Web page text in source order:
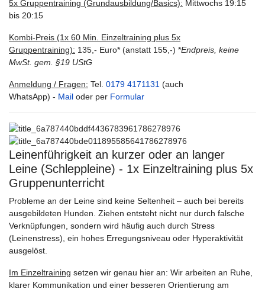
5x Gruppentraining (Grundausbildung/Basics): Mittwochs 19:15
bis 20:15
Kombi-Preis (1x 60 Min. Einzeltraining plus 5x
Gruppentraining): 135,- Euro* (anstatt 155,-) *Endpreis, keine
MwSt. gem. §19 UStG
Anmeldung / Fragen: Tel. 0179 4171131 (auch
WhatsApp) - Mail oder per Formular
Leinenführigkeit an kurzer oder an langer
Leine (Schleppleine) - 1x Einzeltraining plus 5x
Gruppenunterricht
Probleme an der Leine sind keine Seltenheit – auch bei bereits
ausgebildeten Hunden. Ziehen entsteht nicht nur durch falsche
Verknüpfungen, sondern wird häufig auch durch Stress
(Leinenstress), ein hohes Erregungsniveau oder Hyperaktivität
ausgelöst.
Im Einzeltraining setzen wir genau hier an: Wir arbeiten an Ruhe,
klarer Kommunikation und einer besseren Orientierung am